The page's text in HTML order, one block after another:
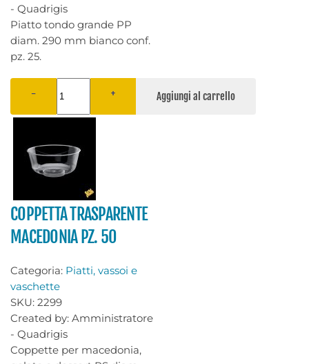
- Quadrigis
Piatto tondo grande PP
diam. 290 mm bianco conf.
pz. 25.
− +
COPPETTA TRASPARENTE
MACEDONIA PZ. 50
Categoria: Piatti, vassoi e
vaschette
SKU: 2299
Created by: Amministratore
- Quadrigis
Coppette per macedonia,